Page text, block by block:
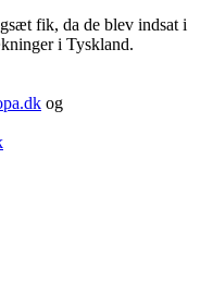
fik, da de blev indsat i
i Tyskland.
og